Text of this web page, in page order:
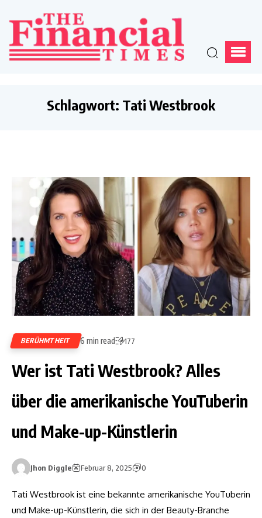
Schlagwort: Tati Westbrook
BERÜHMTHEIT 6 min read 177
Wer ist Tati Westbrook? Alles
über die amerikanische YouTuberin
und Make-up-Künstlerin
Jhon Diggle Februar 8, 2025 0
Tati Westbrook ist eine bekannte amerikanische YouTuberin
und Make-up-Künstlerin, die sich in der Beauty-Branche